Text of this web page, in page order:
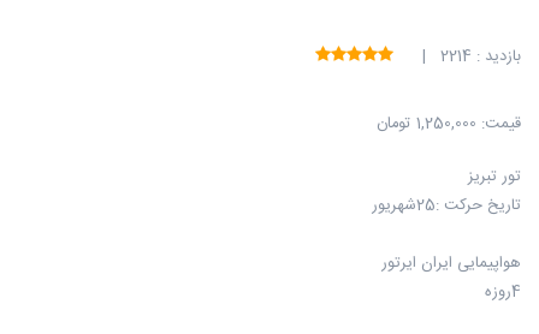
بازدید : 2214 |
قیمت: 1,250,000 تومان
تور تبریز
تاریخ حرکت :25شهریور
هواپیمایی ایران ایرتور
4روزه